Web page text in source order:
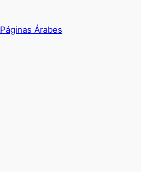
Páginas Árabes